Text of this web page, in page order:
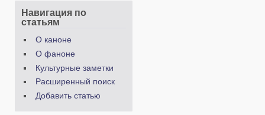
Навигация по
статьям
О каноне
О фаноне
Культурные заметки
Расширенный поиск
Добавить статью